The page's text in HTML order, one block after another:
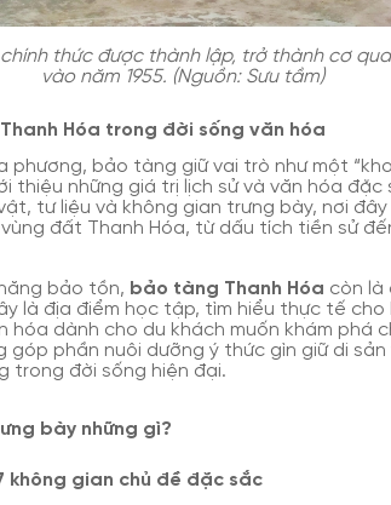
thức được thành lập, trở thành cơ
vào năm 1955. (Nguồn: Sưu tầm)
Hóa trong đời sống văn hóa
phương, bảo tàng giữ vai trò như một
thiệu những giá trị lịch sử và văn hóa
tư liệu và không gian trưng bày, nơi
đất Thanh Hóa, từ dấu tích tiền sử
bảo tồn, bảo tàng Thanh Hóa còn là
là địa điểm học tập, tìm hiểu thực tế cho
hóa dành cho du khách muốn khám phá
góp phần nuôi dưỡng ý thức gìn giữ di
trong đời sống hiện đại.
bày những gì?
không gian chủ đề đặc sắc